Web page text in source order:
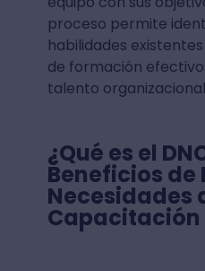
proceso permite
habilidades
de formación
talento
¿Qué es el
Beneficios
Necesidades
Capacitación